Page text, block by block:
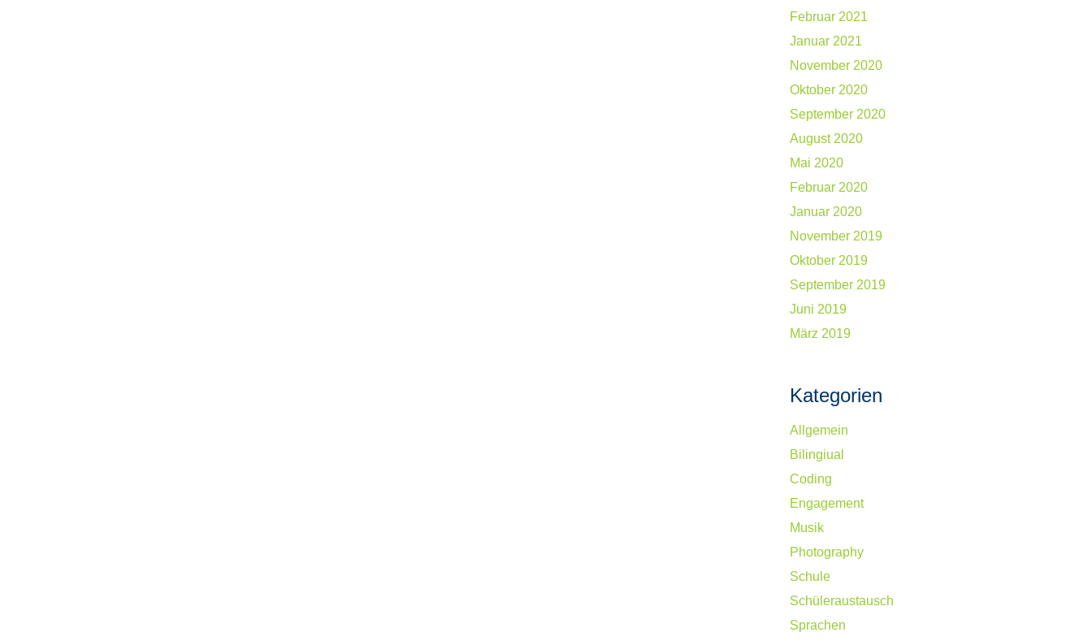
Februar 2021
Januar 2021
November 2020
Oktober 2020
September 2020
August 2020
Mai 2020
Februar 2020
Januar 2020
November 2019
Oktober 2019
September 2019
Juni 2019
März 2019
Kategorien
Allgemein
Bilingiual
Coding
Engagement
Musik
Photography
Schule
Schüleraustausch
Sprachen